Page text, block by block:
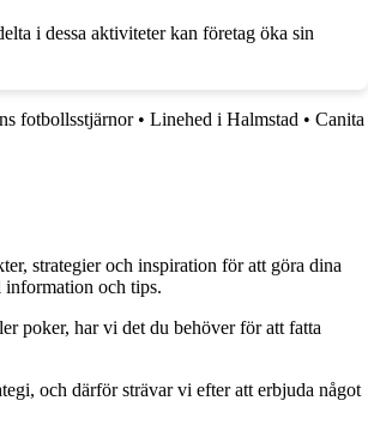
i dessa aktiviteter kan företag öka sin
fotbollsstjärnor• Linehed i Halmstad • Canita
strategier och inspiration för att göra dina
information och tips.
poker, har vi det du behöver för att fatta
och därför strävar vi efter att erbjuda något